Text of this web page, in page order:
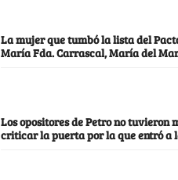
La mujer que tumbó la lista del
María Fda. Carrascal, María del
Los opositores de Petro no tuvieron
criticar la puerta por la que entró a